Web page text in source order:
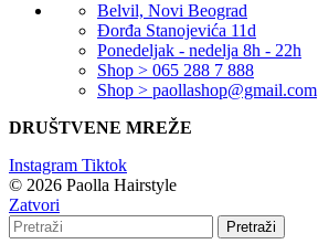
Belvil, Novi Beograd
Đorđa Stanojevića 11d
Ponedeljak - nedelja 8h - 22h
Shop > 065 288 7 888
Shop > paollashop@gmail.com
DRUŠTVENE MREŽE
Instagram Tiktok
© 2026 Paolla Hairstyle
Zatvori
Pretraži